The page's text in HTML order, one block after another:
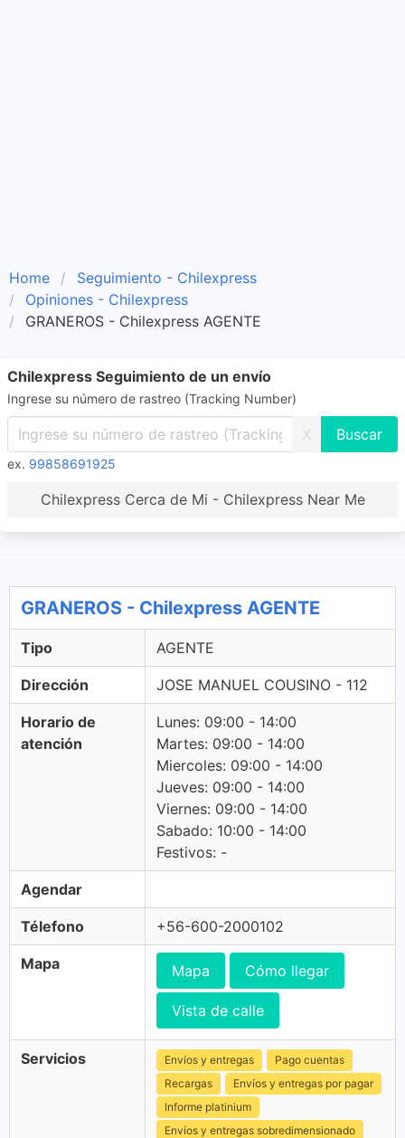
Home
Seguimiento - Chilexpress
Opiniones - Chilexpress
GRANEROS - Chilexpress AGENTE
Chilexpress Seguimiento de un envío
Ingrese su número de rastreo (Tracking Number)
X
ex. 99858691925
Chilexpress Cerca de Mi - Chilexpress Near Me
GRANEROS - Chilexpress AGENTE
Tipo AGENTE
Dirección JOSE MANUEL COUSINO - 112
Horario de
atención
Lunes: 09:00 - 14:00
Martes: 09:00 - 14:00
Miercoles: 09:00 - 14:00
Jueves: 09:00 - 14:00
Viernes: 09:00 - 14:00
Sabado: 10:00 - 14:00
Festivos: -
Agendar
Télefono +56-600-2000102
Mapa Mapa Cómo llegar
Vista de calle
Servicios Envíos y entregas
Pago cuentas
Recargas
Envíos y entregas por pagar
Informe platinium
Envíos y entregas sobredimensionado